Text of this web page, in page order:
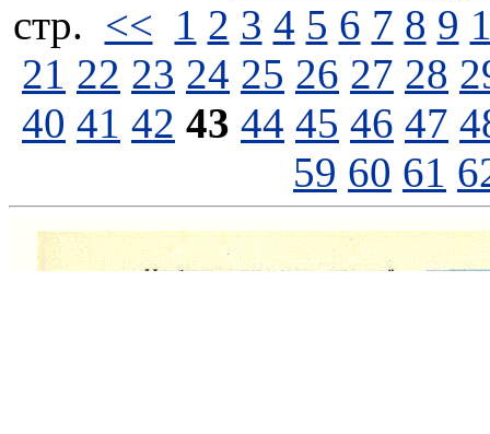
стp. << 1 2 3 4 5 6 7 8 9
21 22 23 24 25 26 27 28
40 41 42 43 44 45 46 47
59 60 61